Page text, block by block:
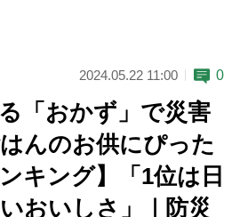
2024.05.22 11:00 0
「おかず」で災害
んのお供にぴった
キング】「1位は日
おいしさ」｜防災